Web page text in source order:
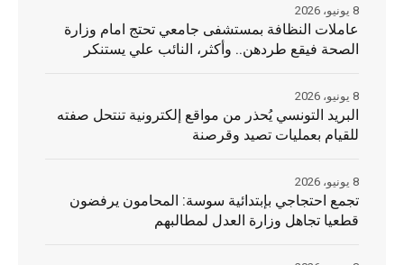
عاملات النظافة بمستشفى جامعي تحتج امام وزارة
الصحة فيقع طردهن.. وأكثر، النائب علي يستنكر
8 يونيو، 2026
البريد التونسي يُحذر من مواقع إلكترونية تنتحل صفته
للقيام بعمليات تصيد وقرصنة
8 يونيو، 2026
تجمع احتجاجي بإبتدائية سوسة: المحامون يرفضون
قطعيا تجاهل وزارة العدل لمطالبهم
8 يونيو، 2026